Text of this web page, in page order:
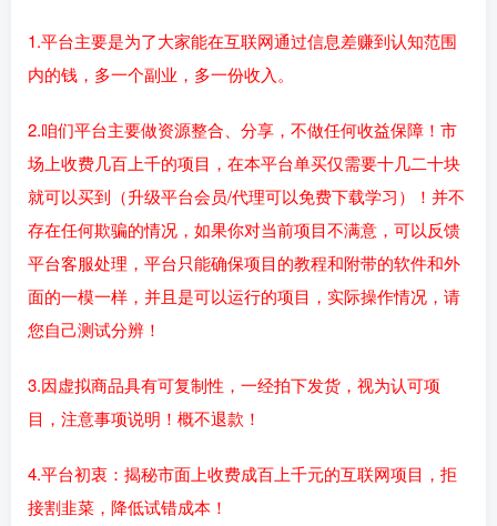
1.平台主要是为了大家能在互联网通过信息差赚到认知范围
内的钱，多一个副业，多一份收入。
2.咱们平台主要做资源整合、分享，不做任何收益保障！市
场上收费几百上千的项目，在本平台单买仅需要十几二十块
就可以买到（升级平台会员/代理可以免费下载学习）！并不
存在任何欺骗的情况，如果你对当前项目不满意，可以反馈
平台客服处理，平台只能确保项目的教程和附带的软件和外
面的一模一样，并且是可以运行的项目，实际操作情况，请
您自己测试分辨！
3.因虚拟商品具有可复制性，一经拍下发货，视为认可项
目，注意事项说明！概不退款！
4.平台初衷：揭秘市面上收费成百上千元的互联网项目，拒
接割韭菜，降低试错成本！